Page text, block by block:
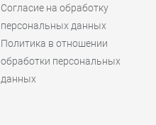
Согласие на обработку
персональных данных
Политика в отношении
обработки персональных
данных